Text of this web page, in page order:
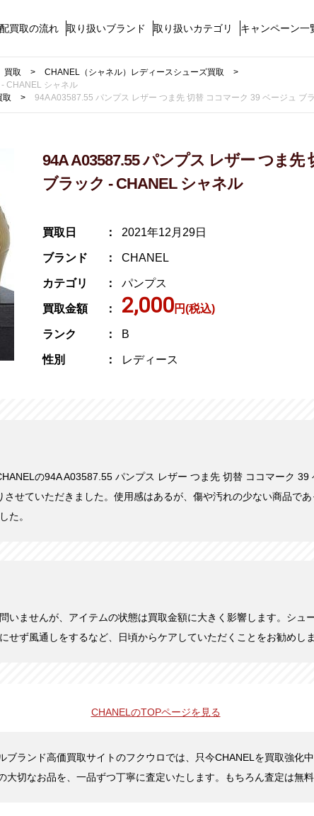
買取の流れ 取り扱いブランド 取り扱いカテゴリ キャンペーン一
買取
CHANEL（シャネル）レディースシューズ買取
CHANEL シャネル
取 94A A03587.55 パンプス レザー つま先 切替 ココマーク 39 ベージュ ブ
94A A03587.55 パンプス レザー つま先
ブラック - CHANEL シャネル
買取日 2021年12月29日
ブランド CHANEL
カテゴリ パンプス
買取金額 2,000円(税込)
ランク B
性別 レディース
の94A A03587.55 パンプス レザー つま先 切替 ココマーク 39
させていただきました。使用感はあるが、傷や汚れの少ない商品で
た。
いませんが、アイテムの状態は買取金額に大きく影響します。シュ
せず風通しをするなど、日頃からケアしていただくことをお勧めしま
CHANELのTOPページを見る
ブランド高価買取サイトのフクウロでは、只今CHANELを買取強化中
大切なお品を、一品ずつ丁寧に査定いたします。もちろん査定は無料